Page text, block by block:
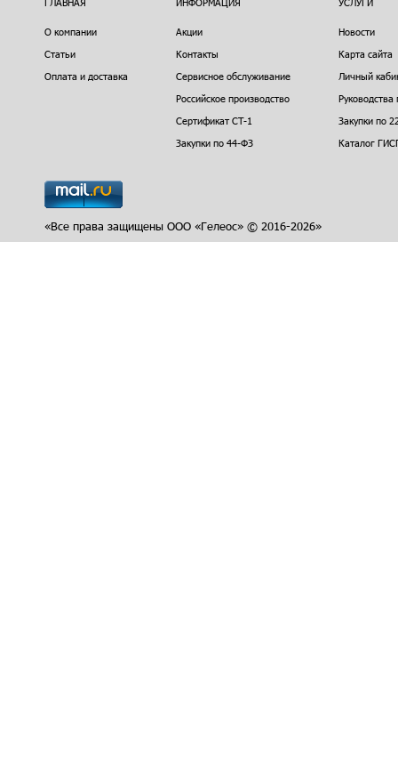
О компании
Статьи
Оплата и доставка
Акции
Контакты
Сервисное обслуживание
Российское производство
Сертификат СТ-1
Закупки по 44-ФЗ
Новости
Карта сайта
Личный
Закупки по
Каталог
«Все права защищены ООО «Гелеос» © 2016-2026»